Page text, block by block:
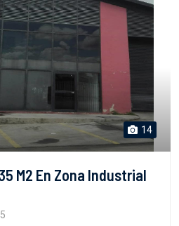
14
M2 En Zona Industrial